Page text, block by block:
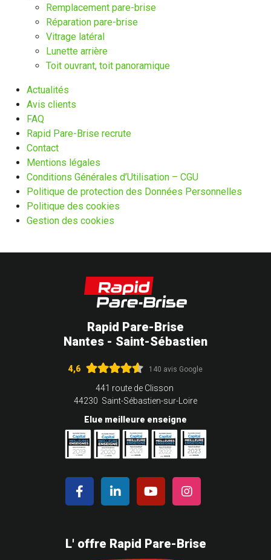
Remplacement pare-brise
Réparation pare-brise
Vitrage latéral
Lunette arrière
Toit ouvrant, toit panoramique
Actualités
Avis clients
FAQ
Rapid Pare-Brise recrute
Contact
Mentions légales
Conditions Générales d’Utilisation – CGU
Politique de protection des Données Personnelles
Politique des cookies
Gestion des cookies
Rapid Pare-Brise
Nantes - Saint-Sébastien
4,6 140 avis Google
441 route de Clisson
44230 Saint-Sébastien-sur-Loire
Elue meilleure enseigne
L' offre Rapid Pare-Brise